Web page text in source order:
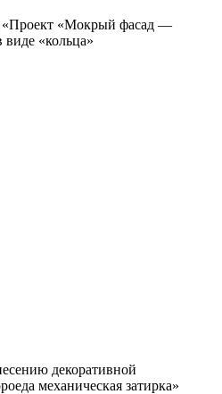
«Проект «Мокрый фасад —
«кольца»
декоративной
механическая затирка»